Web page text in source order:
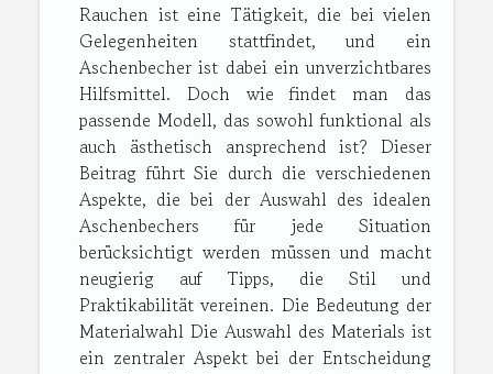
Rauchen ist eine Tätigkeit, die bei vielen
Gelegenheiten stattfindet, und ein
Aschenbecher ist dabei ein unverzichtbares
Hilfsmittel. Doch wie findet man das
passende Modell, das sowohl funktional als
auch ästhetisch ansprechend ist? Dieser
Beitrag führt Sie durch die verschiedenen
Aspekte, die bei der Auswahl des idealen
Aschenbechers für jede Situation
berücksichtigt werden müssen und macht
neugierig auf Tipps, die Stil und
Praktikabilität vereinen. Die Bedeutung der
Materialwahl Die Auswahl des Materials ist
ein zentraler Aspekt bei der Entscheidung